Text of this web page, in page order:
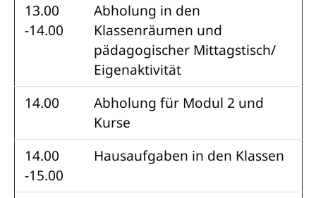
13.00
-14.00
Abholung in den
Klassenräumen und
pädagogischer Mittagstisch/
Eigenaktivität
14.00
Abholung für Modul 2 und
Kurse
14.00
-15.00
Hausaufgaben in den Klassen